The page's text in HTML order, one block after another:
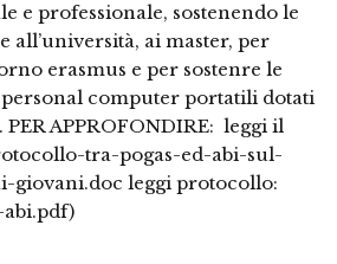
e professionale, sostenendo le
all’università, ai master, per
erasmus e per sostenre le
personal computer portatili dotati
APPROFONDIRE: leggi il
tra-pogas-ed-abi-sul-
giovani.doc leggi protocollo: